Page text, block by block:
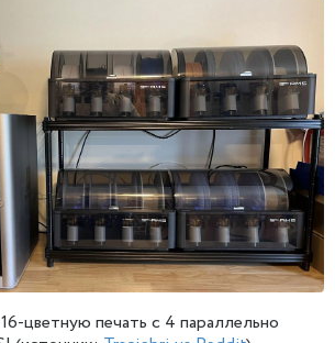
цветную печать с 4 параллельно